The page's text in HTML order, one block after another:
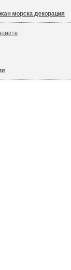
морска декорация